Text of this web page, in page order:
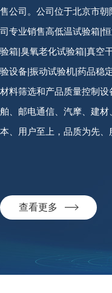
售公司。公司位于北京市
司专业销售高低温试验箱|
验箱|臭氧老化试验箱|真空
验设备|振动试验机|药品稳
材料筛选和产品质量控制
舶、邮电通信、汽摩、建
本、用户至上，品质为先、
查看更多